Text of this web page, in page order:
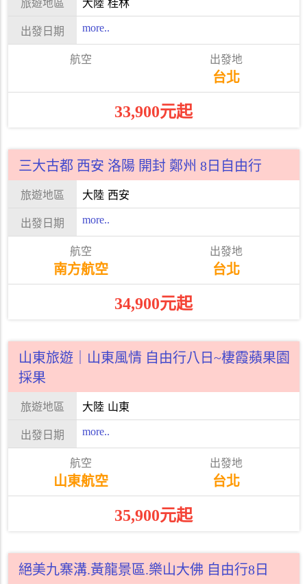
大陸 桂林
more..
台北
33,900元起
三大古都 西安 洛陽 開封 鄭州 8日自由行
大陸 西安
more..
南方航空 台北
34,900元起
山東旅遊｜山東風情 自由行八日~棲霞蘋果園
採果
大陸 山東
more..
山東航空 台北
35,900元起
絕美九寨溝.黃龍景區.樂山大佛 自由行8日